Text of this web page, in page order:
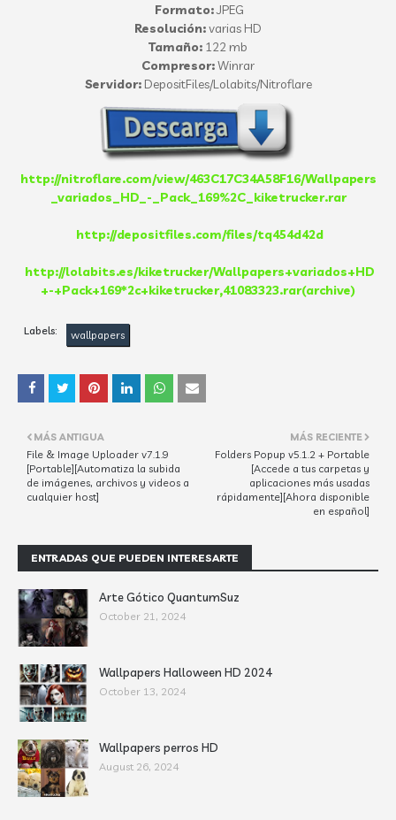
Formato:JPEG
Resolución:varias HD
Tamaño: 122 mb
Compresor:Winrar
Servidor:DepositFiles/Lolabits/Nitroflare
http://nitroflare.com/view/463C17C34A58F16/Wallpapers
_variados_HD_-_Pack_169%2C_kiketrucker.rar
http://depositfiles.com/files/tq454d42d
http://lolabits.es/kiketrucker/Wallpapers+variados+HD
+-+Pack+169*2c+kiketrucker,41083323.rar(archive)
Labels: wallpapers
MÁS RECIENTE
Folders Popup v5.1.2 + Portable
[Accede a tus carpetas y
aplicaciones más usadas
rápidamente][Ahora disponible
en español]
MÁS ANTIGUA
File & Image Uploader v7.1.9
[Portable][Automatiza la subida
de imágenes, archivos y videos a
cualquier host]
ENTRADAS QUE PUEDEN INTERESARTE
Arte Gótico QuantumSuz
October 21, 2024
Wallpapers Halloween HD 2024
October 13, 2024
Wallpapers perros HD
August 26, 2024